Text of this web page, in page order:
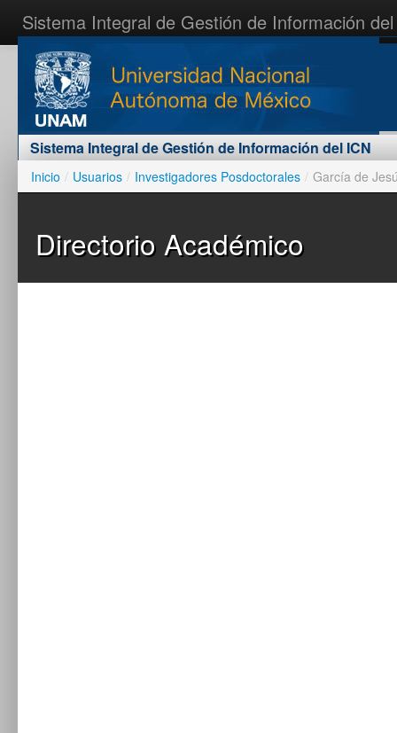
Sistema Integral de Gestión de Información
Inicio
Contáctenos
Acceder al sistema
Sistema Integral de Gestión de Información del ICN
Inicio / Usuarios / Investigadores Posdoctorales / García de
Directorio Académico